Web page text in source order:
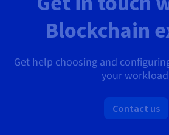
Blockchain
Get help choosing and
your
Contact us